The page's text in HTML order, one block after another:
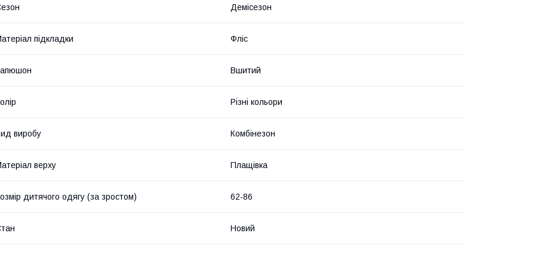
Демісезон
підкладки Фліс
Вшитий
Різні кольори
виробу Комбінезон
верху Плащівка
дитячого одягу (за зростом) 62-86
Новий